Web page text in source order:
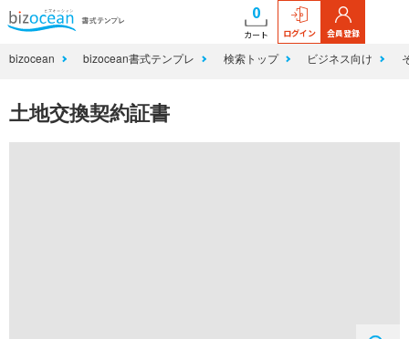
0
カート ログイン 会員登録
bizocean bizocean書式テンプレ 検索トップ ビジネス向け
土地交換契約証書